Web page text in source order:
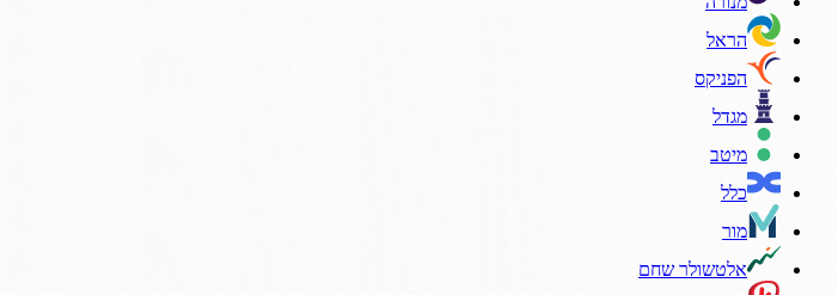
הראל
הפניקס
מגדל
מיטב
כלל
מור
אלטשולר שחם